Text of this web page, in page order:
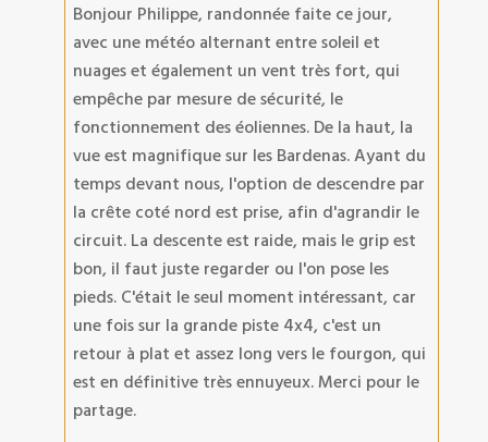
Bonjour Philippe, randonnée faite ce jour,
avec une météo alternant entre soleil et
nuages et également un vent très fort, qui
empêche par mesure de sécurité, le
fonctionnement des éoliennes. De la haut, la
vue est magnifique sur les Bardenas. Ayant du
temps devant nous, l'option de descendre par
la crête coté nord est prise, afin d'agrandir le
circuit. La descente est raide, mais le grip est
bon, il faut juste regarder ou l'on pose les
pieds. C'était le seul moment intéressant, car
une fois sur la grande piste 4x4, c'est un
retour à plat et assez long vers le fourgon, qui
est en définitive très ennuyeux. Merci pour le
partage.